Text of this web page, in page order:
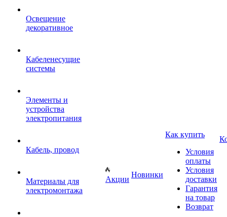
Освещение
декоративное
Кабеленесущие
системы
Элементы и
устройства
электропитания
Кабель, провод
Материалы для
электромонтажа
Акции
Новинки
Как купить
Условия
оплаты
Условия
доставки
Гарантия
на товар
Возврат